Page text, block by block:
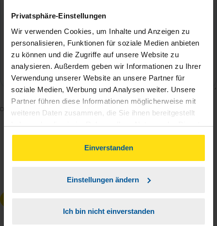
Privatsphäre-Einstellungen
Wir verwenden Cookies, um Inhalte und Anzeigen zu
personalisieren, Funktionen für soziale Medien anbieten
zu können und die Zugriffe auf unsere Website zu
analysieren. Außerdem geben wir Informationen zu Ihrer
Verwendung unserer Website an unsere Partner für
soziale Medien, Werbung und Analysen weiter. Unsere
Partner führen diese Informationen möglicherweise mit
weiteren Daten zusammen, die Sie ihnen bereitgestellt
haben oder die sie im Rahmen Ihrer Nutzung der Dienste
gesammelt haben. Indem Sie auf Einverstanden klicken,
können Sie der Verwendung von Cookies, gemäß
unserer➔ Datenschutzrichtliniezustimmen.
Einverstanden
Einstellungen ändern
Ich bin nicht einverstanden
Mit dem Absenden des Kontaktformulars erkläre ich
Bearbeitung meines Anliegens sowie zur internen
Analyse der Zugriffsquelle verwendet werden.
DieDatenschutzbestimmungenhabe ich zur
Kenntnis genommen.*